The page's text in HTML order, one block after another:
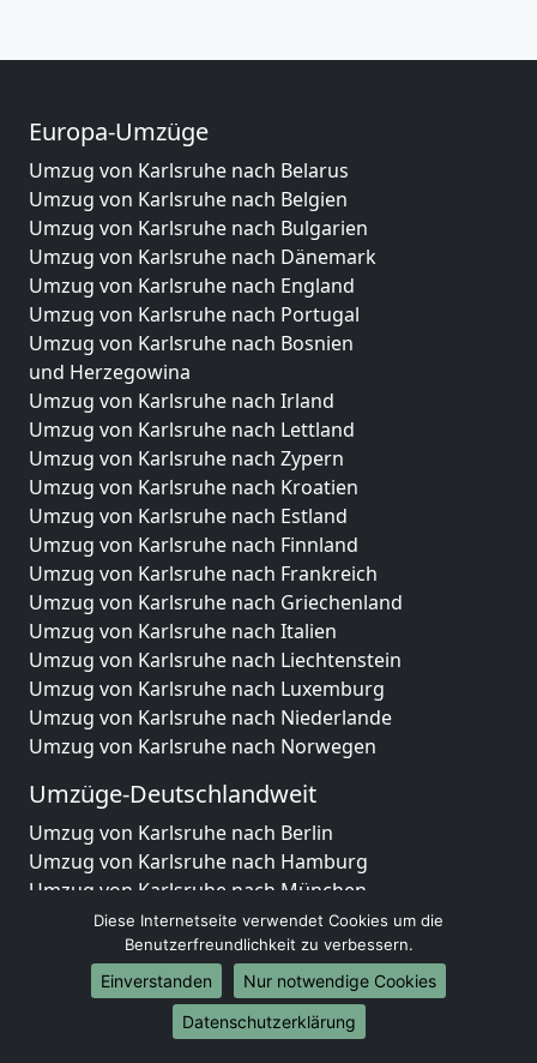
Europa-Umzüge
Umzug von Karlsruhe nach Belarus
Umzug von Karlsruhe nach Belgien
Umzug von Karlsruhe nach Bulgarien
Umzug von Karlsruhe nach Dänemark
Umzug von Karlsruhe nach England
Umzug von Karlsruhe nach Portugal
Umzug von Karlsruhe nach Bosnien
und Herzegowina
Umzug von Karlsruhe nach Irland
Umzug von Karlsruhe nach Lettland
Umzug von Karlsruhe nach Zypern
Umzug von Karlsruhe nach Kroatien
Umzug von Karlsruhe nach Estland
Umzug von Karlsruhe nach Finnland
Umzug von Karlsruhe nach Frankreich
Umzug von Karlsruhe nach Griechenland
Umzug von Karlsruhe nach Italien
Umzug von Karlsruhe nach Liechtenstein
Umzug von Karlsruhe nach Luxemburg
Umzug von Karlsruhe nach Niederlande
Umzug von Karlsruhe nach Norwegen
Umzüge-Deutschlandweit
Umzug von Karlsruhe nach Berlin
Umzug von Karlsruhe nach Hamburg
Umzug von Karlsruhe nach München
Umzug von Karlsruhe nach Köln
Umzug von Karlsruhe nach Frankfurt am Main
Umzug von Karlsruhe nach Stuttgart
Umzug von Karlsruhe nach Düsseldorf
Umzug von Karlsruhe nach Leipzig
Diese Internetseite verwendet Cookies um die
Benutzerfreundlichkeit zu verbessern.
Einverstanden
Nur notwendige Cookies
Datenschutzerklärung